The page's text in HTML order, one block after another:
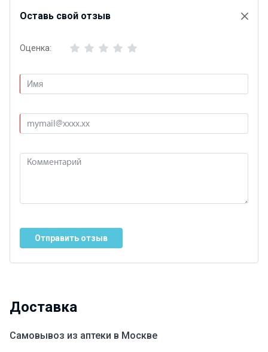
Оставь свой отзыв
Оценка:
Отправить отзыв
Доставка
Самовывоз из аптеки в Москве